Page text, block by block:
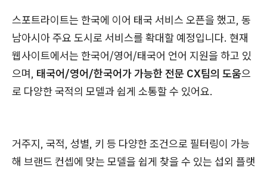
스포트라이트는 한국에 이어 태국 서비스 오픈을 했고, 동
남아시아 주요 도시로 서비스를 확대할 예정입니다. 현재
웹사이트에서는 한국어/영어/태국어 언어 지원을 하고 있
으며, 태국어/영어/한국어가 가능한 전문 CX팀의 도움으
로 다양한 국적의 모델과 쉽게 소통할 수 있어요.
거주지, 국적, 성별, 키 등 다양한 조건으로 필터링이 가능
해 브랜드 컨셉에 맞는 모델을 쉽게 찾을 수 있는 섭외 플랫